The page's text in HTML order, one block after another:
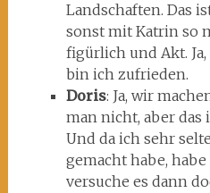
Landschaften. Das
sonst mit Katrin so
figürlich und Akt.
bin ich zufrieden.
Doris: Ja, wir
man nicht, aber das
Und da ich sehr
gemacht habe,
versuche es dann